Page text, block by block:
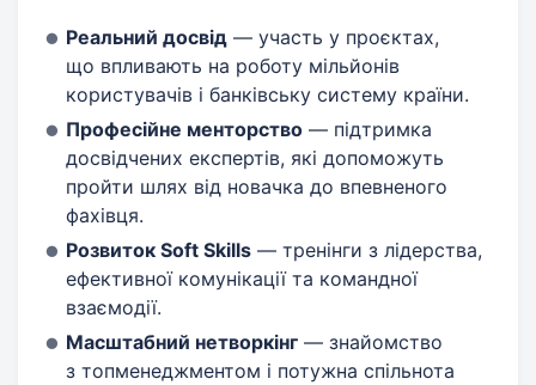
Реальний досвід — участь у проєктах,
що впливають на роботу мільйонів
користувачів і банківську систему країни.
Професійне менторство — підтримка
досвідчених експертів, які допоможуть
пройти шлях від новачка до впевненого
фахівця.
Розвиток Soft Skills — тренінги з лідерства,
ефективної комунікації та командної
взаємодії.
Масштабний нетворкінг — знайомство
з топменеджментом і потужна спільнота